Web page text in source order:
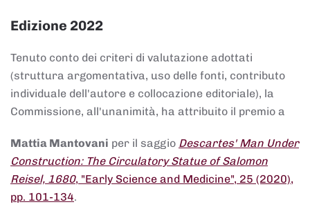
Edizione 2022
Tenuto conto dei criteri di valutazione adottati
(struttura argomentativa, uso delle fonti, contributo
individuale dell'autore e collocazione editoriale), la
Commissione, all'unanimità, ha attribuito il premio a
Mattia Mantovani per il saggio Descartes' Man Under
Construction: The Circulatory Statue of Salomon
Reisel, 1680, "Early Science and Medicine", 25 (2020),
pp. 101-134.